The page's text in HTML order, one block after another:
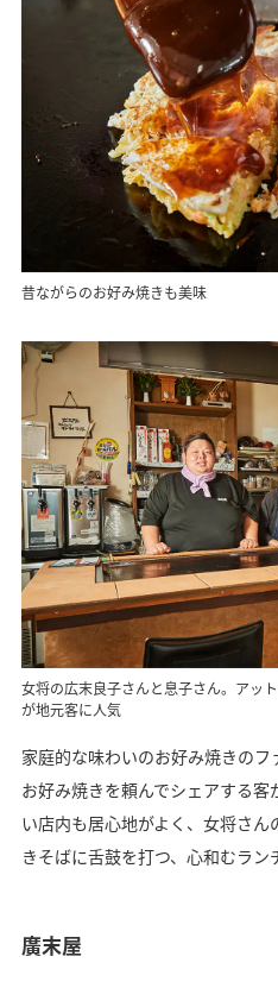
昔ながらのお好み焼きも美味
女将の広末良子さんと息子さん。アッ
が地元客に人気
家庭的な味わいのお好み焼きの
お好み焼きを頼んでシェアする
い店内も居心地がよく、女将さ
きそばに舌鼓を打つ、心和むラン
廣末屋